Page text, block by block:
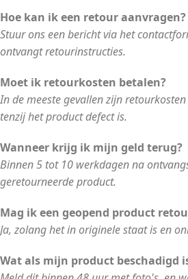
Hoe kan ik een retour aanvragen?
Stuur ons een bericht via het
ontvangt retourinstructies.
Moet ik retourkosten betalen?
In de meeste gevallen zijn
tenzij het product defect is.
Wanneer krijg ik mijn geld terug?
Binnen 5 tot 10 werkdagen na
geretourneerde product.
Mag ik een geopend product
Ja, zolang het in originele staat is en
Wat als mijn product beschadigd